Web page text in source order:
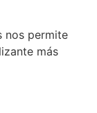
nos permite
más